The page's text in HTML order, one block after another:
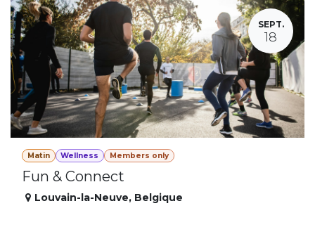
SEPT.
18
Matin Wellness Members only
Fun & Connect
Louvain-la-Neuve, Belgique